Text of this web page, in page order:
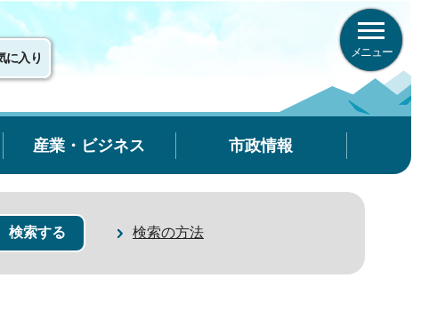
に入り メニュー
産業・ビジネス 市政情報
検索の方法